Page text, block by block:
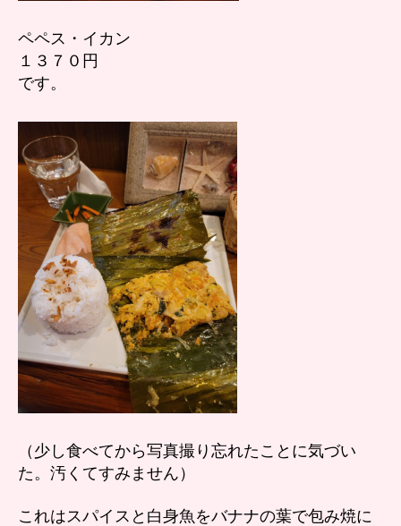
ペペス・イカン
１３７０円
です。
（少し食べてから写真撮り忘れたことに気づい
た。汚くてすみません）
これはスパイスと白身魚をバナナの葉で包み焼に